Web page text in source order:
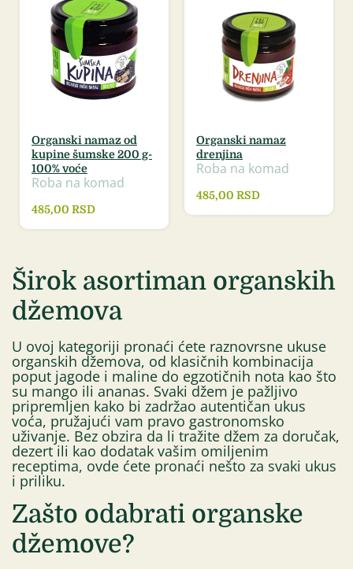
Organski namaz od
kupine šumske 200 g-
100% voće
Roba na komad
485,00 RSD
Organski namaz
drenjina
Roba na komad
485,00 RSD
Širok asortiman organskih
džemova
U ovoj kategoriji pronaći ćete raznovrsne ukuse
organskih džemova, od klasičnih kombinacija
poput jagode i maline do egzotičnih nota kao što
su mango ili ananas. Svaki džem je pažljivo
pripremljen kako bi zadržao autentičan ukus
voća, pružajući vam pravo gastronomsko
uživanje. Bez obzira da li tražite džem za doručak,
dezert ili kao dodatak vašim omiljenim
receptima, ovde ćete pronaći nešto za svaki ukus
i priliku.
Zašto odabrati organske
džemove?